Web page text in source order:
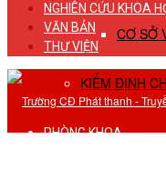
CƠ SỞ
KIỂM ĐỊNH
PHÒNG KHOA
NGHIÊN CỨU KHOA
VĂN BẢN
THƯ VIỆN